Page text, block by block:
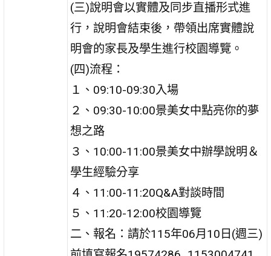
(三)說明會以實體及同步直播形式進
行，說明會結束後，帶領出席實體說
明會的家長及學生進行校園導覽。
(四)流程：
１、09:10-09:30入場
２、09:30-10:00景美女中點亮你的夢
想之路
３、10:00-11:00景美女中辦學說明＆
學生經驗分享
４、11:00-11:20Q&A對談時間
５、11:20-12:00校園導覽
二、報名：請於115年06月10日(週三)